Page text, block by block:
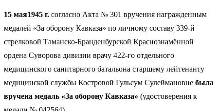
15 мая1945 г. согласно Акта № 301 вручения награжденным
медалей «За оборону Кавказа» по личному составу 339-й
стрелковой Таманско-Бранденбурской Краснознамённой
ордена Суворова дивизии врачу 422-го отдельного
медицинского санитарного батальона старшему лейтенанту
медицинской службы Костровой Гульсум Сулеймановне была
вручена медаль «За оборону Кавказа» (удостоверения к